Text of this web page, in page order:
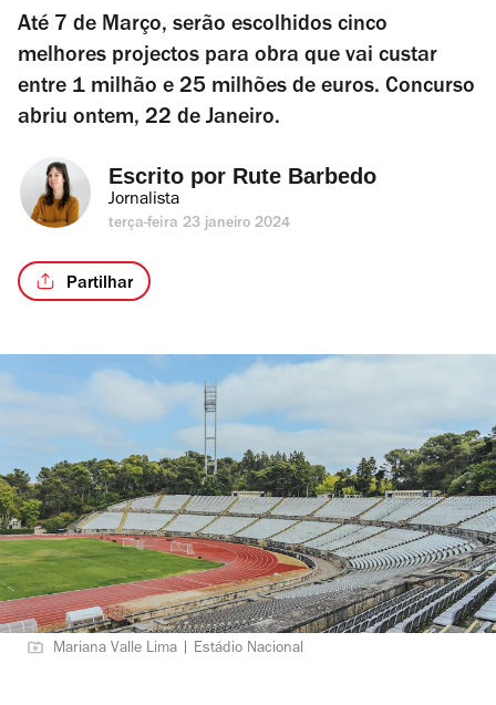
Até 7 de Março, serão escolhidos cinco
melhores projectos para obra que vai custar
entre 1 milhão e 25 milhões de euros. Concurso
abriu ontem, 22 de Janeiro.
Escrito por Rute Barbedo
Jornalista
terça-feira 23 janeiro 2024
Partilhar
Mariana Valle Lima | Estádio Nacional